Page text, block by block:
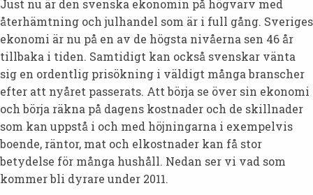
Just nu är den svenska ekonomin på högvarv med
återhämtning och julhandel som är i full gång. Sveriges
ekonomi är nu på en av de högsta nivåerna sen 46 år
tillbaka i tiden. Samtidigt kan också svenskar vänta
sig en ordentlig prisökning i väldigt många branscher
efter att nyåret passerats. Att börja se över sin ekonomi
och börja räkna på dagens kostnader och de skillnader
som kan uppstå i och med höjningarna i exempelvis
boende, räntor, mat och elkostnader kan få stor
betydelse för många hushåll. Nedan ser vi vad som
kommer bli dyrare under 2011.